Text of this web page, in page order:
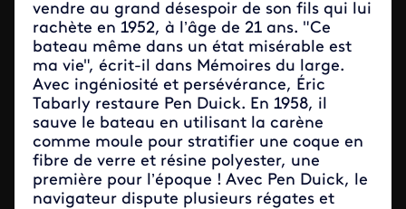
vendre au grand désespoir de son fils qui lui
rachète en 1952, à l’âge de 21 ans. "Ce
bateau même dans un état misérable est
ma vie", écrit-il dans Mémoires du large.
Avec ingéniosité et persévérance, Éric
Tabarly restaure Pen Duick. En 1958, il
sauve le bateau en utilisant la carène
comme moule pour stratifier une coque en
fibre de verre et résine polyester, une
première pour l’époque ! Avec Pen Duick, le
navigateur dispute plusieurs régates et